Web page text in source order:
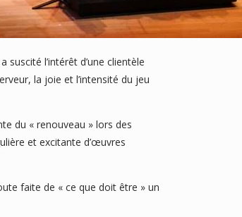
l’intérêt d’une clientèle
la joie et l’intensité du jeu
du « renouveau » lors des
et excitante d’œuvres
faite de « ce que doit être » un